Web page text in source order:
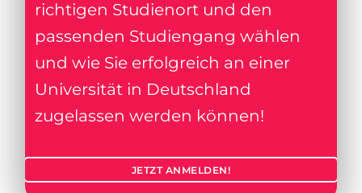
richtigen Studienort und den
passenden Studiengang wählen
und wie Sie erfolgreich an einer
Universität in Deutschland
zugelassen werden können!
JETZT ANMELDEN!